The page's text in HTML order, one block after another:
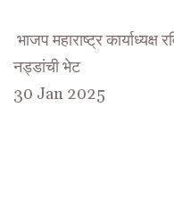
भाजप महाराष्ट्र कार्याध्यक्ष
नड्डांची भेट
30 Jan 2025